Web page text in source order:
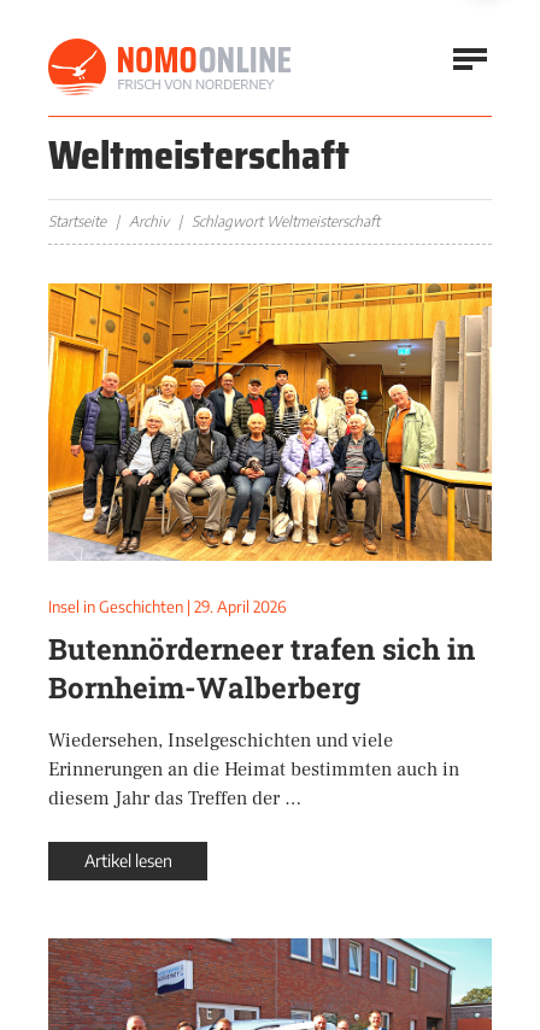
Weltmeisterschaft
Startseite Archiv Schlagwort Weltmeisterschaft
Insel in Geschichten | 29. April 2026
Butennörderneer trafen sich in
Bornheim-Walberberg
Wiedersehen, Inselgeschichten und viele
Erinnerungen an die Heimat bestimmten auch in
diesem Jahr das Treffen der …
Artikel lesen